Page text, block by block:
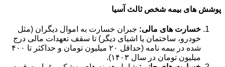
پوشش های بیمه شخص ثالث آسیا
خسارت های مالی: جبران خسارت به اموال دیگران (مثل
خودرو، ساختمان یا اشیای دیگر) تا سقف تعهدات مالی درج
شده در بیمه نامه (حداقل ۲۰ میلیون تومان و حداکثر تا ۴۰۰
میلیون تومان در سال ۱۴۰۳).